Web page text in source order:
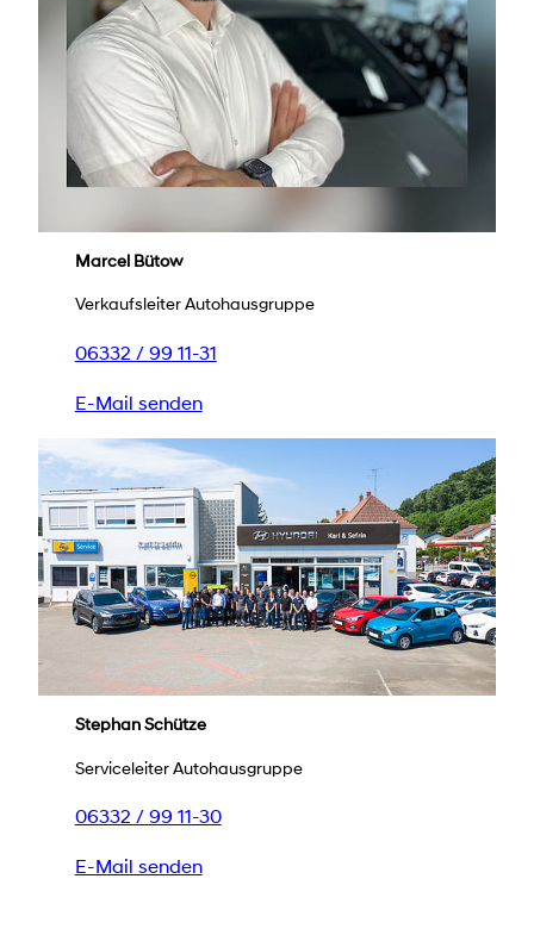
Marcel Bütow
Verkaufsleiter Autohausgruppe
06332 / 99 11-31
E-Mail senden
Stephan Schütze
Serviceleiter Autohausgruppe
06332 / 99 11-30
E-Mail senden